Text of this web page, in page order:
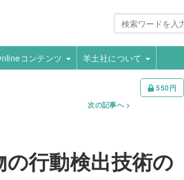
コンテンツ 羊土社について
550円
次の記事へ
行動検出技術の